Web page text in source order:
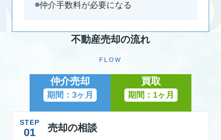
仲介手数料が必要になる
不動産売却の流れ
FLOW
仲介売却
期間：3ヶ月
買取
期間：1ヶ月
STEP
01 売却の相談